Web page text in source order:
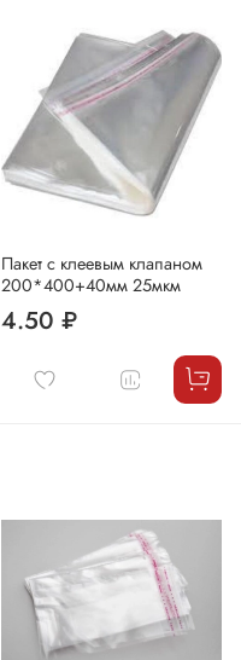
Пакет с клеевым клапаном
200*400+40мм 25мкм
4.50 ₽